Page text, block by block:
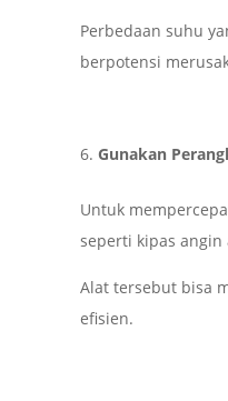
Perbedaan suhu
berpotensi
Gunakan
Untuk
seperti kipas angin
Alat tersebut bisa
efisien.